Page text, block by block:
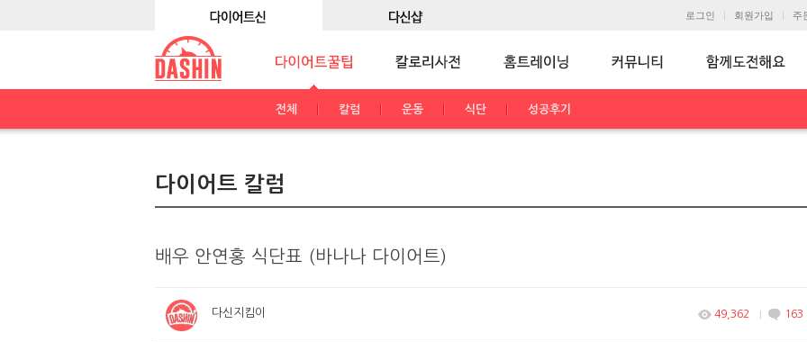
로그인 회원가입 주
전체 칼럼 운동 식단 성공후기
다이어트 칼럼
배우 안연홍 식단표 (바나나 다이어트)
다신지킴이 49,362 163